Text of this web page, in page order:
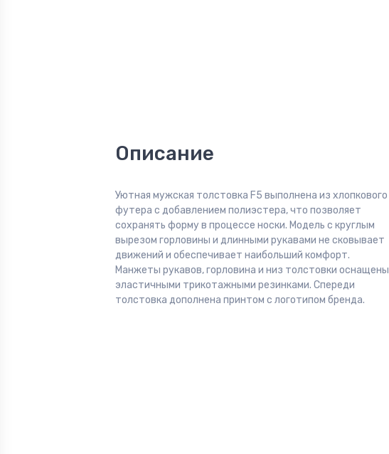
Описание
Уютная мужская толстовка F5 выполнена из хлопкового
футера с добавлением полиэстера, что позволяет
сохранять форму в процессе носки. Модель с круглым
вырезом горловины и длинными рукавами не сковывает
движений и обеспечивает наибольший комфорт.
Манжеты рукавов, горловина и низ толстовки оснащены
эластичными трикотажными резинками. Спереди
толстовка дополнена принтом с логотипом бренда.